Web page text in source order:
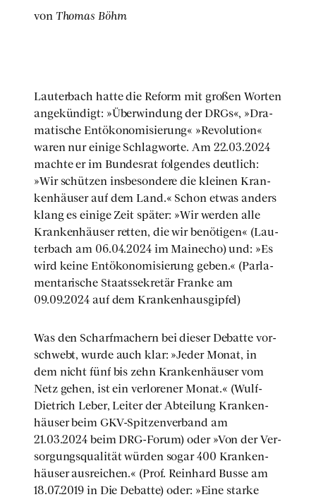
von Tho­mas Böhm
Lau­ter­bach hat­te die Reform mit gro­ßen Wor­ten
ange­kün­digt: »Über­win­dung der DRGs«, »Dra­
ma­ti­sche Ent­öko­no­mi­sie­rung« »Revo­lu­ti­on«
waren nur eini­ge Schlag­wor­te. Am 22.03.2024
mach­te er im Bun­des­rat fol­gen­des deut­lich:
»Wir schüt­zen ins­be­son­de­re die klei­nen Kran­
ken­häu­ser auf dem Land.« Schon etwas anders
klang es eini­ge Zeit spä­ter: »Wir wer­den alle
Kran­ken­häu­ser ret­ten, die wir benö­ti­gen« (Lau­
ter­bach am 06.04.2024 im Main­e­cho) und: »Es
wird kei­ne Ent­öko­no­mi­sie­rung geben.« (Par­la­
men­ta­ri­sche Staats­se­kre­tär Fran­ke am
09.09.2024 auf dem Kran­ken­haus­gip­fel)
Was den Scharf­ma­chern bei die­ser Debat­te vor­
schwebt, wur­de auch klar: »Jeder Monat, in
dem nicht fünf bis zehn Kran­ken­häu­ser vom
Netz gehen, ist ein ver­lo­re­ner Monat.« (Wulf-
Diet­rich Leber, Lei­ter der Abtei­lung Kran­ken­
häu­ser beim GKV-Spit­zen­ver­band am
21.03.2024 beim DRG-Forum) oder »Von der Ver­
sor­gungs­qua­li­tät wür­den sogar 400 Kran­ken­
häu­ser aus­rei­chen.« (Prof. Rein­hard Bus­se am
18.07.2019 in Die Debat­te) oder: »Eine star­ke